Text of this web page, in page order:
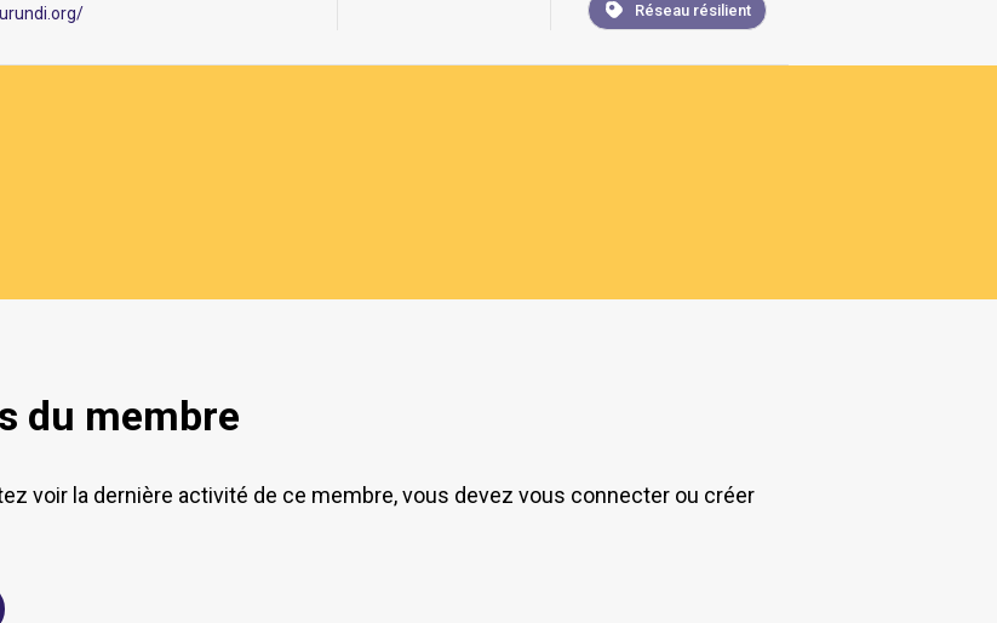
Réseau résilient
du membre
voir la dernière activité de ce membre, vous devez vous connecter ou créer